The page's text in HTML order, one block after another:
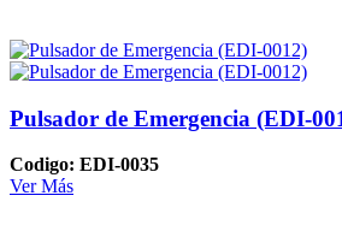
Pulsador de Emergencia (EDI-
Codigo: EDI-0035
Ver Más